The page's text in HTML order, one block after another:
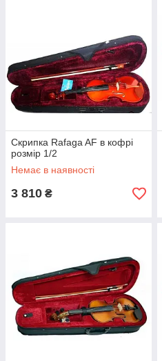
Скрипка Rafaga AF в кофрі
розмір 1/2
Немає в наявності
3 810 ₴